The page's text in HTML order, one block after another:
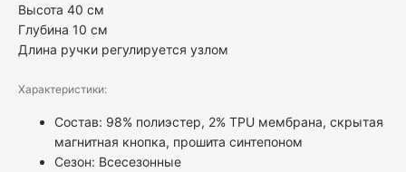
Высота 40 см
Глубина 10 см
Длина ручки регулируется узлом
Характеристики:
Состав: 98% полиэстер, 2% TPU мембрана, скрытая
магнитная кнопка, прошита синтепоном
Сезон: Всесезонные